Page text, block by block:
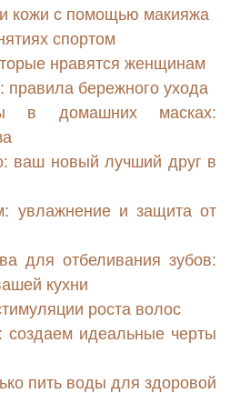
кожи с помощью макияжа
спортом
нравятся женщинам
правила бережного ухода
в домашних масках:
ваш новый лучший друг в
увлажнение и защита от
для отбеливания зубов:
кухни
роста волос
создаем идеальные черты
пить воды для здоровой